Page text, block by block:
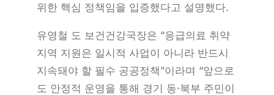
위한 핵심 정책임을 입증했다고 설명했다.
유영철 도 보건건강국장은 “응급의료 취약
지역 지원은 일시적 사업이 아니라 반드시
지속돼야 할 필수 공공정책”이라며 “앞으로
도 안정적 운영을 통해 경기 동·북부 주민이